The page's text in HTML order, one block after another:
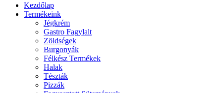
Kezdőlap
Termékeink
Jégkrém
Gastro Fagylalt
Zöldségek
Burgonyák
Félkész Termékek
Halak
Tészták
Pizzák